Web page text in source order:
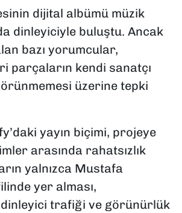
dijital albümü müzik
dinleyiciyle buluştu. Ancak
bazı yorumcular,
parçaların kendi sanatçı
üzerine tepki
yayın biçimi, projeye
arasında rahatsızlık
yalnızca Mustafa
yer alması,
trafiği ve görünürlük